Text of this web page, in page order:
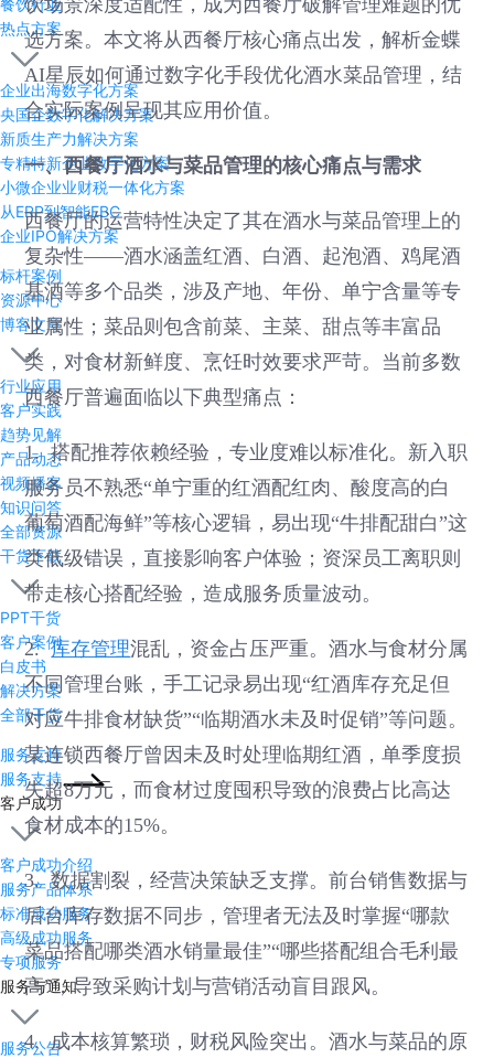
餐饮行业
热点方案
企业出海数字化方案
央国企数字化解决方案
新质生产力解决方案
专精特新企业数字化方案
小微企业业财税一体化方案
从ERP到智能EBC
企业IPO解决方案
标杆案例
资源中心
博客文章
行业应用
客户实践
趋势见解
产品动态
视频播客
知识问答
全部资源
干货下载
PPT干货
客户案例
白皮书
解决方案
全部干货
服务支持
服务支持
客户成功
客户成功介绍
服务产品体系
标准成功服务
高级成功服务
专项服务
服务与通知
服务公告
饮场景深度适配性，成为西餐厅破解管理难题的优
选方案。本文将从西餐厅核心痛点出发，解析金蝶
AI星辰如何通过数字化手段优化酒水菜品管理，结
合实际案例呈现其应用价值。
一、西餐厅酒水与菜品管理的核心痛点与需求
西餐厅的运营特性决定了其在酒水与菜品管理上的
复杂性——酒水涵盖红酒、白酒、起泡酒、鸡尾酒
基酒等多个品类，涉及产地、年份、单宁含量等专
业属性；菜品则包含前菜、主菜、甜点等丰富品
类，对食材新鲜度、烹饪时效要求严苛。当前多数
西餐厅普遍面临以下典型痛点：
1. 搭配推荐依赖经验，专业度难以标准化。新入职
服务员不熟悉“单宁重的红酒配红肉、酸度高的白
葡萄酒配海鲜”等核心逻辑，易出现“牛排配甜白”这
类低级错误，直接影响客户体验；资深员工离职则
带走核心搭配经验，造成服务质量波动。
2.库存管理混乱，资金占压严重。酒水与食材分属
不同管理台账，手工记录易出现“红酒库存充足但
对应牛排食材缺货”“临期酒水未及时促销”等问题。
某连锁西餐厅曾因未及时处理临期红酒，单季度损
失超8万元，而食材过度囤积导致的浪费占比高达
食材成本的15%。
3. 数据割裂，经营决策缺乏支撑。前台销售数据与
后台库存数据不同步，管理者无法及时掌握“哪款
菜品搭配哪类酒水销量最佳”“哪些搭配组合毛利最
高”，导致采购计划与营销活动盲目跟风。
4. 成本核算繁琐，财税风险突出。酒水与菜品的原